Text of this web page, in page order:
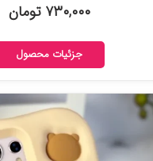
۷۳۰,۰۰۰ تومان
جزئیات محصول